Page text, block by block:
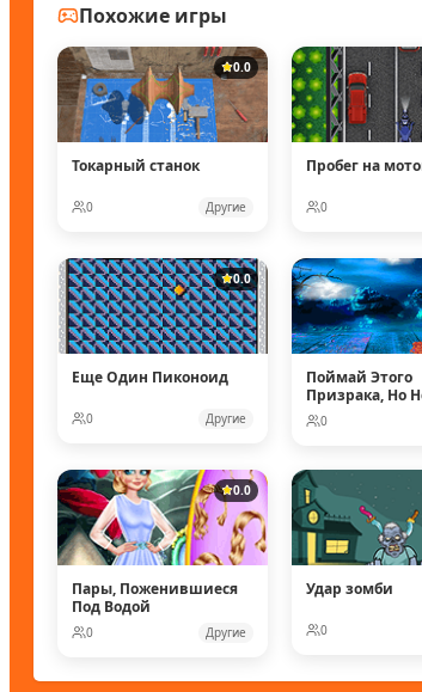
Похожие игры
0.0
Токарный станок
0 Другие
Пробег на
0
0.0
Еще Один Пиконоид
0 Другие
Поймай Этого
Призрака, Но
0
0.0
Пары, Поженившиеся
Под Водой
0 Другие
Удар зомби
0